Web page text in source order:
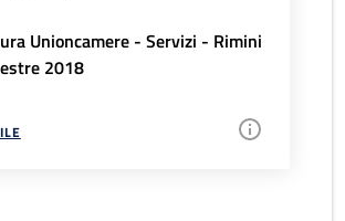
Unioncamere - Servizi - Rimini
2018